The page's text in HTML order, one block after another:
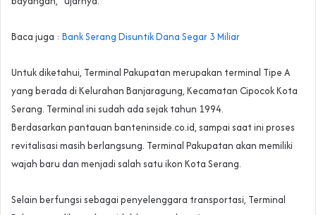
Baca juga : Bank Serang Disuntik Dana Segar 3 Miliar
Untuk diketahui, Terminal Pakupatan merupakan terminal Tipe A
yang berada di Kelurahan Banjaragung, Kecamatan Cipocok Kota
Serang. Terminal ini sudah ada sejak tahun 1994.
Berdasarkan pantauan banteninside.co.id, sampai saat ini proses
revitalisasi masih berlangsung. Terminal Pakupatan akan memiliki
wajah baru dan menjadi salah satu ikon Kota Serang.
Selain berfungsi sebagai penyelenggara transportasi, Terminal